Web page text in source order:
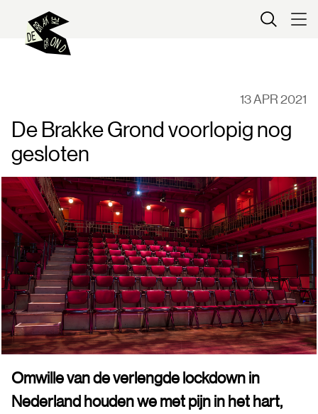
13 APR 2021
De Brakke Grond voorlopig nog
gesloten
Omwille van de verlengde lockdown in
Nederland houden we met pijn in het hart,